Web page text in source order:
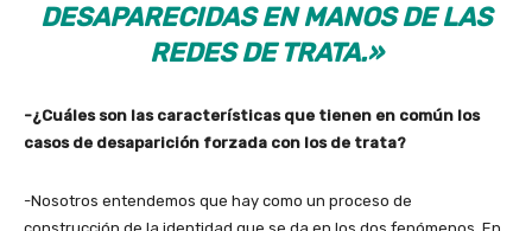
DESAPARECIDAS EN MANOS DE LAS
REDES DE TRATA.»
-¿Cuáles son las características que tienen en común los
casos de desaparición forzada con los de trata?
-Nosotros entendemos que hay como un proceso de